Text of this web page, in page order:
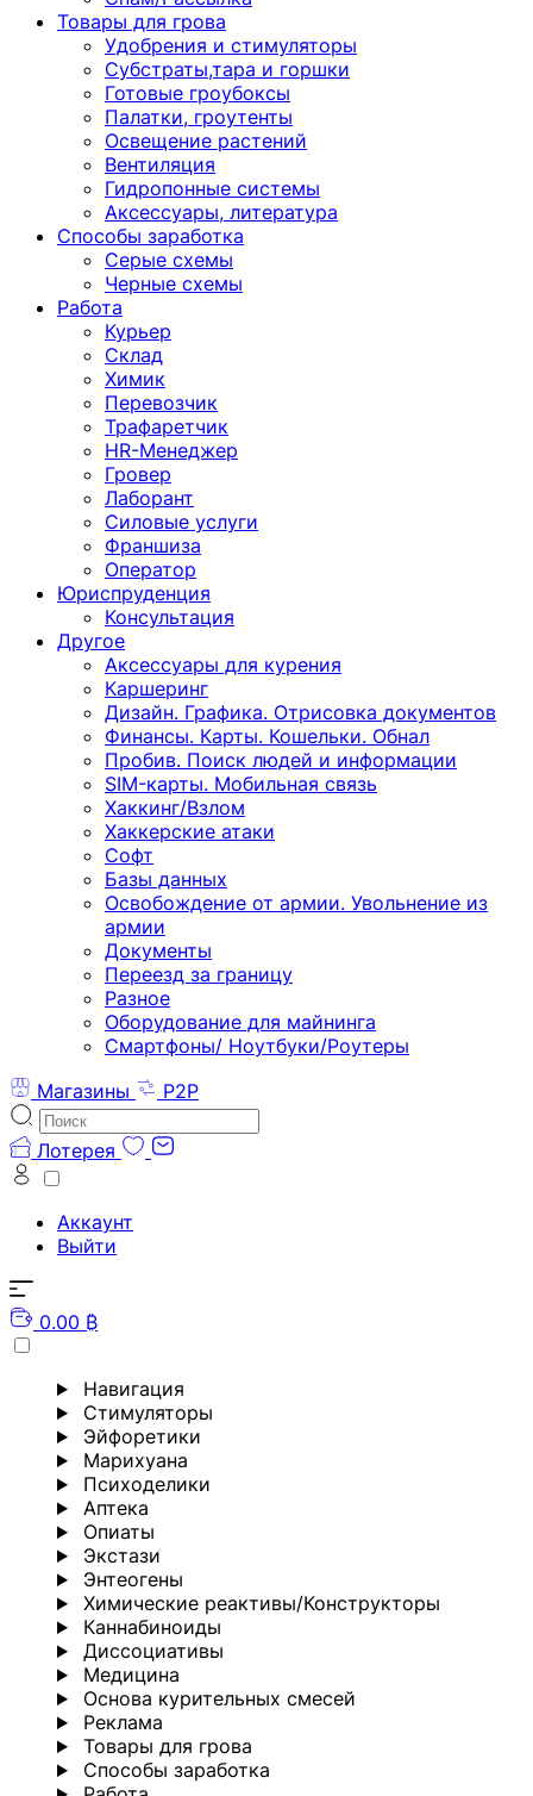
Товары для грова
Удобрения и стимуляторы
Субстраты,тара и горшки
Готовые гроубоксы
Палатки, гроутенты
Освещение растений
Вентиляция
Гидропонные системы
Аксессуары, литература
Способы заработка
Серые схемы
Черные схемы
Работа
Курьер
Склад
Химик
Перевозчик
Трафаретчик
HR-Менеджер
Гровер
Лаборант
Силовые услуги
Франшиза
Оператор
Юриспруденция
Консультация
Другoе
Аксессуары для курения
Каршеринг
Дизайн. Графика. Отрисовка документов
Финансы. Карты. Кошельки. Обнал
Пробив. Поиск людей и информации
SIM-карты. Мобильная связь
Хаккинг/Взлом
Хаккерские атаки
Софт
Базы данных
Освобождение от армии. Увольнение из
армии
Документы
Переезд за границу
Разное
Оборудование для майнинга
Смартфоны/ Ноутбуки/Роутеры
Магазины
P2P
Лотерея
Аккаунт
Выйти
0.00 ₿
Навигация
Стимуляторы
Эйфоретики
Марихуана
Психоделики
Аптека
Опиаты
Экстази
Энтеогены
Химические реактивы/Конструкторы
Каннабиноиды
Диссоциативы
Медицина
Основа курительных смесей
Реклама
Товары для грова
Способы заработка